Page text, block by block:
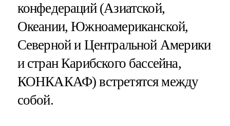
конфедераций (Азиатской,
Океании, Южноамериканской,
Северной и Центральной Америки
и стран Карибского бассейна,
КОНКАКАФ) встретятся между
собой.